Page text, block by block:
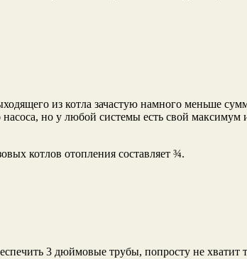
из котла зачастую намного меньше
но у любой системы есть свой максимум
котлов отопления составляет ¾.
3 дюймовые трубы, попросту не хватит